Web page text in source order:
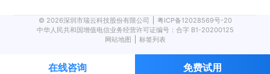
© 2026深圳市瑞云科技股份有限公司
粤ICP备12028569号-20
中华人民共和国增值电信业务经营许可证编号：合字 B1-20200125
网站地图
标签列表
在线咨询 免费试用